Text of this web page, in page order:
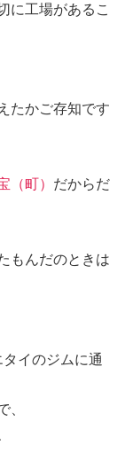
に工場があるこ
たかご存知です
町） だからだ
もんだのときは
イのジムに通
、